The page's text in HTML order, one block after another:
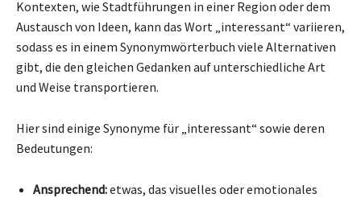
Kontexten, wie Stadtführungen in einer Region oder dem
Austausch von Ideen, kann das Wort „interessant“ variieren,
sodass es in einem Synonymwörterbuch viele Alternativen
gibt, die den gleichen Gedanken auf unterschiedliche Art
und Weise transportieren.
Hier sind einige Synonyme für „interessant“ sowie deren
Bedeutungen:
Ansprechend:etwas, das visuelles oder emotionales